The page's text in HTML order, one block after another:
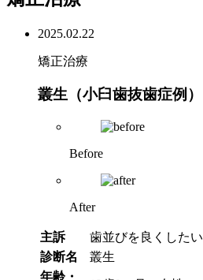
2025.02.22
矯正治療
叢生（小臼歯抜歯症例）
Before
After
主訴
歯並びを良くしたい
診断名
叢生
年齢・